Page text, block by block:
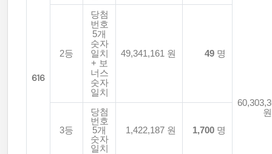
616
원
2등
당첨
번호
5개
숫자
일치
+ 보
너스
숫자
일치
49,341,161 원 49 명
3등
당첨
번호
5개
숫자
일치
1,422,187 원 1,700 명